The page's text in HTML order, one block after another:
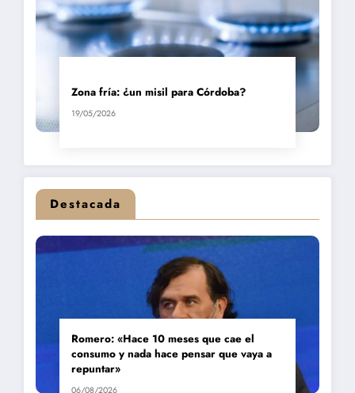
Zona fría: ¿un misil para Córdoba?
19/05/2026
Destacada
Romero: «Hace 10 meses que cae el
consumo y nada hace pensar que vaya a
repuntar»
06/08/2026